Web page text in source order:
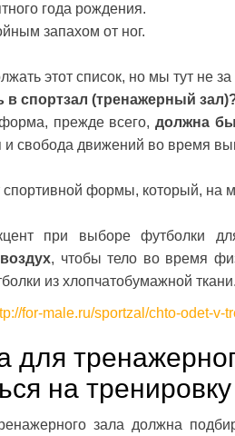
года рождения.
запахом от ног.
этот список, но мы тут не за
в спортзал (тренажерный
прежде всего,должна
и свобода движений во время
спортивной формы, который, на
при выборе футболки
, чтобы тело во время
из хлопчатобумажной ткани.
for-male.ru/sportzal/chto-odet-v-
для
на тренировку
зала должна